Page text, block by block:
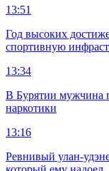
13:51
Год высоких
спортивную
13:34
В Бурятии мужчина
наркотики
13:16
Ревнивый улан-